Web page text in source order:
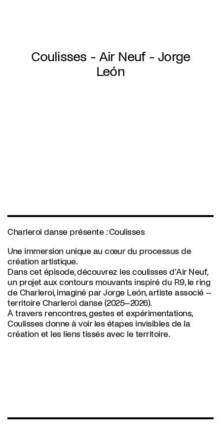
Coulisses - Air Neuf - Jorge
León
Charleroi danse présente : Coulisses
Une immersion unique au cœur du processus de
création artistique.
Dans cet épisode, découvrez les coulisses d’Air Neuf,
un projet aux contours mouvants inspiré du R9, le ring
de Charleroi, imaginé par Jorge León, artiste associé –
territoire Charleroi danse (2025–2026).
À travers rencontres, gestes et expérimentations,
Coulisses donne à voir les étapes invisibles de la
création et les liens tissés avec le territoire.